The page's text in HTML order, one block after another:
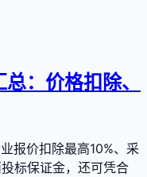
：价格扣除、
报价扣除最高10%、采
标保证金，还可凭合